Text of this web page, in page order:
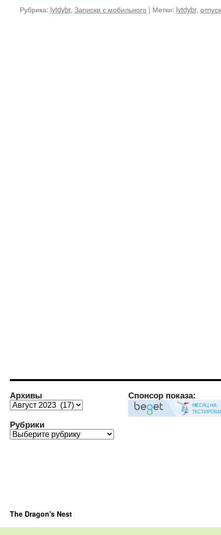
Рубрика: lytdybr, Записки с мобильного | Метки: lytdybr, отпуск
Архивы
Архивы
Рубрики
Рубрики
Спонсор показа:
The Dragon's Nest